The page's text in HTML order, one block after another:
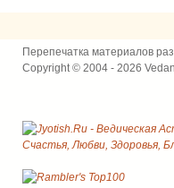
Перепечатка материалов
Copyright © 2004 - 2026